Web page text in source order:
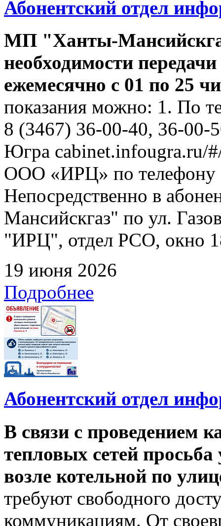
Абонентский отдел
МП "Ханты-
необходимости
ежемесячно с 01 по 25
показания можно: 1. По
8 (3467) 36-00-40, 36-00-
Югра cabinet.infougra.ru/
ООО «ИРЦ» по телефону
Непосредственно в
Мансийскгаз" по ул.
"ИРЦ", отдел РСО, окно
19 июня 2026
Подробнее
Абонентский отдел
В связи с проведением
тепловых сетей
возле котельной по
требуют свободного
коммуникациям. От